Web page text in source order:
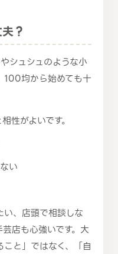
？
シュシュのような小
100均から始めても十
性がよいです。
い
、店頭で相談しな
店も心強いです。大
と」ではなく、「自